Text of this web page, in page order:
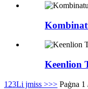
Keenlion
1 23Li jmiss >>> Paġna 1